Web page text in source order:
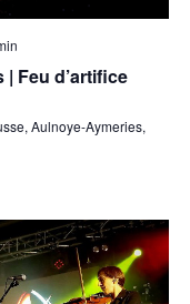
Feu d’artifice
Aulnoye-Aymeries,